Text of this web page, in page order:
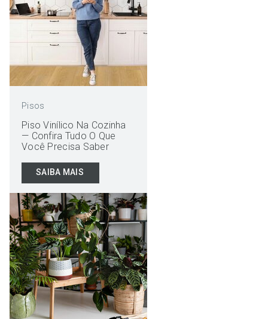
Pisos
Piso Vinílico Na Cozinha
— Confira Tudo O Que
Você Precisa Saber
SAIBA MAIS